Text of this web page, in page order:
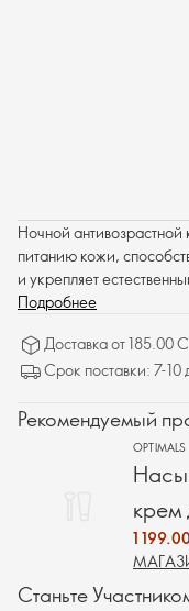
Ночной
питанию кожи,
и укрепляет
ощущение мягкости.
Подробнее
Доставка от 185.00
Срок поставки: 7-10
Рекомендуемый
OPTIMALS
крем
1
Станьте